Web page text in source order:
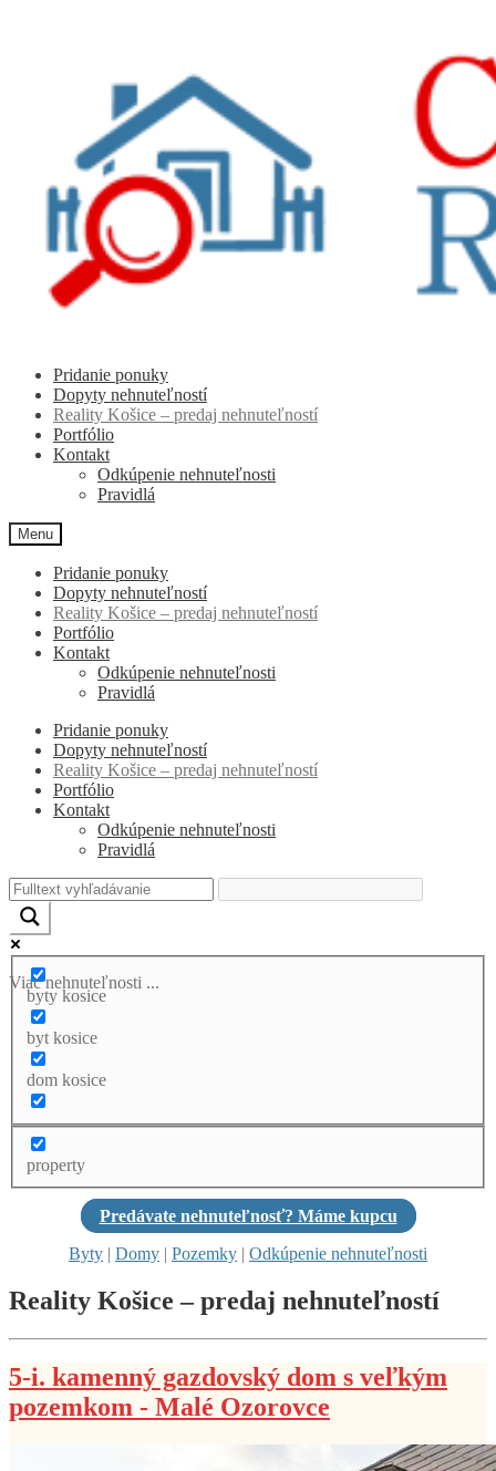
Pridanie ponuky
Dopyty nehnuteľností
Reality Košice – predaj nehnuteľností
Portfólio
Kontakt
Odkúpenie nehnuteľnosti
Pravidlá
Menu
Pridanie ponuky
Dopyty nehnuteľností
Reality Košice – predaj nehnuteľností
Portfólio
Kontakt
Odkúpenie nehnuteľnosti
Pravidlá
Pridanie ponuky
Dopyty nehnuteľností
Reality Košice – predaj nehnuteľností
Portfólio
Kontakt
Odkúpenie nehnuteľnosti
Pravidlá
Viac nehnuteľnosti ...
byty kosice
byt kosice
dom kosice
property
Predávate nehnuteľnosť? Máme kupcu
Byty | Domy | Pozemky | Odkúpenie nehnuteľnosti
Reality Košice – predaj nehnuteľností
5-i. kamenný gazdovský dom s veľkým
pozemkom - Malé Ozorovce